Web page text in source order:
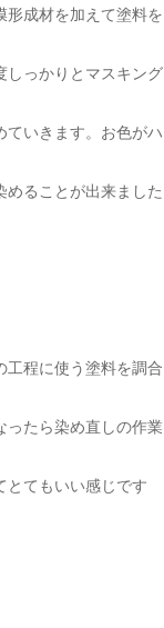
形成材を加えて塗料を
しっかりとマスキング
ていきます。お色がハ
ることが出来ました
工程に使う塗料を調合
ったら染め直しの作業
とてもいい感じです